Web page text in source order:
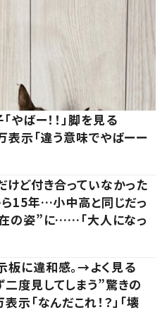
やばー！！」脚を見る
示「違う意味でやばーー
けど付き合っていなかった
ら15年…小中高と同じだっ
の姿”に……「大人になっ
板に違和感。→よく見る
度見してしまう”驚きの
示「なんだこれ！？」「壊